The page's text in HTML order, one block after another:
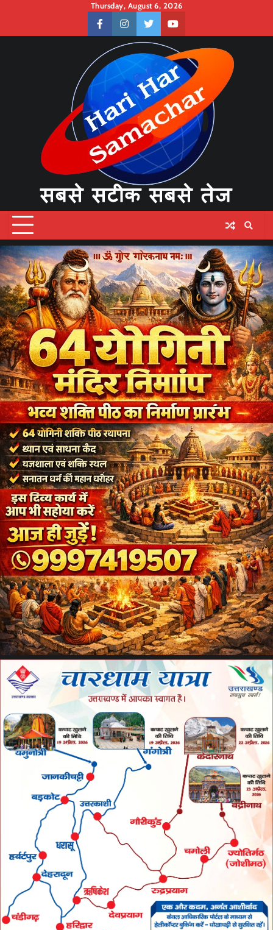
content
Thursday, August 6, 2026
facebookinstagramtwitteryoutube